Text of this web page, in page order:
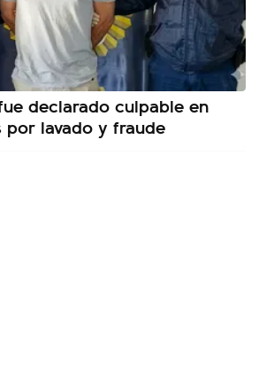
declarado culpable en
por lavado y fraude